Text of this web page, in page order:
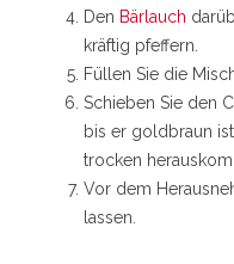
Den Bärlauch
kräftig pfeffern.
Füllen Sie die
Schieben Sie den
bis er goldbraun
trocken
Vor dem
lassen.